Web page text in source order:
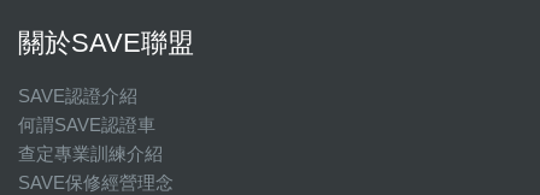
關於SAVE聯盟
SAVE認證介紹
何謂SAVE認證車
查定專業訓練介紹
SAVE保修經營理念